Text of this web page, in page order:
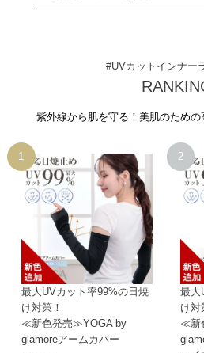
#UVカットインナー
紫外線から肌を守る！美肌のため
最大UVカット率99%の日焼
け対策！
≪新色発売≫YOGA by
glamoreアームカバー
最大
け対
≪新